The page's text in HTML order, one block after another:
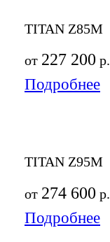
TITAN Z85M
от 227 200 р.
Подробнее
TITAN Z95M
от 274 600 р.
Подробнее